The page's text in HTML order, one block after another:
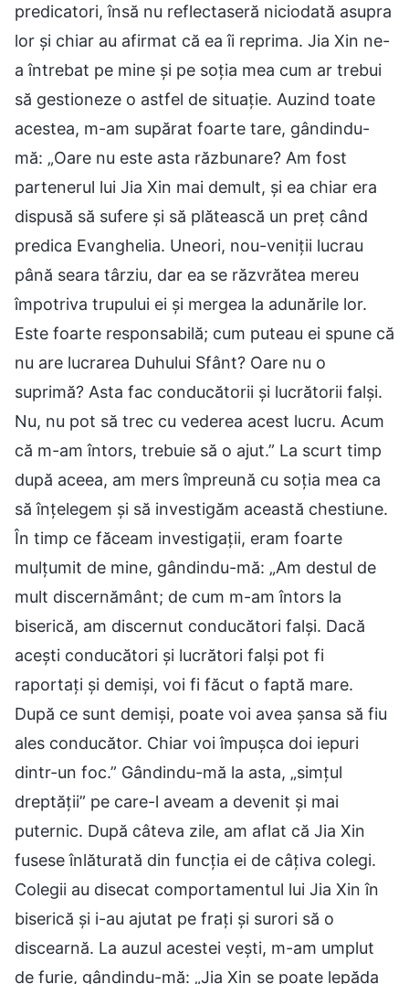
predicatori, însă nu reflectaseră niciodată asupra
lor și chiar au afirmat că ea îi reprima. Jia Xin ne-
a întrebat pe mine și pe soția mea cum ar trebui
să gestioneze o astfel de situație. Auzind toate
acestea, m-am supărat foarte tare, gândindu-
mă: „Oare nu este asta răzbunare? Am fost
partenerul lui Jia Xin mai demult, și ea chiar era
dispusă să sufere și să plătească un preț când
predica Evanghelia. Uneori, nou-veniții lucrau
până seara târziu, dar ea se răzvrătea mereu
împotriva trupului ei și mergea la adunările lor.
Este foarte responsabilă; cum puteau ei spune că
nu are lucrarea Duhului Sfânt? Oare nu o
suprimă? Asta fac conducătorii și lucrătorii falși.
Nu, nu pot să trec cu vederea acest lucru. Acum
că m-am întors, trebuie să o ajut.” La scurt timp
după aceea, am mers împreună cu soția mea ca
să înțelegem și să investigăm această chestiune.
În timp ce făceam investigații, eram foarte
mulțumit de mine, gândindu-mă: „Am destul de
mult discernământ; de cum m-am întors la
biserică, am discernut conducători falși. Dacă
acești conducători și lucrători falși pot fi
raportați și demiși, voi fi făcut o faptă mare.
După ce sunt demiși, poate voi avea șansa să fiu
ales conducător. Chiar voi împușca doi iepuri
dintr-un foc.” Gândindu-mă la asta, „simțul
dreptății” pe care-l aveam a devenit și mai
puternic. După câteva zile, am aflat că Jia Xin
fusese înlăturată din funcția ei de câțiva colegi.
Colegii au disecat comportamentul lui Jia Xin în
biserică și i-au ajutat pe frați și surori să o
discearnă. La auzul acestei vești, m-am umplut
de furie, gândindu-mă: „Jia Xin se poate lepăda